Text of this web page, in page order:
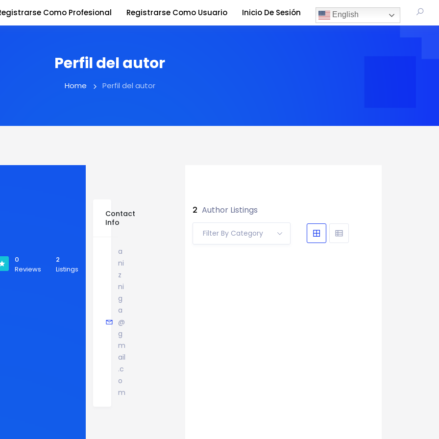
Como Profesional Registrarse Como Usuario Inicio De Sesión English
Perfil del autor
Home Perfil del autor
0
Reviews
2
Listings
Contact
Info
a
ni
z
ni
g
a
@
g
m
ail
.c
o
m
2 Author Listings
Filter By Category